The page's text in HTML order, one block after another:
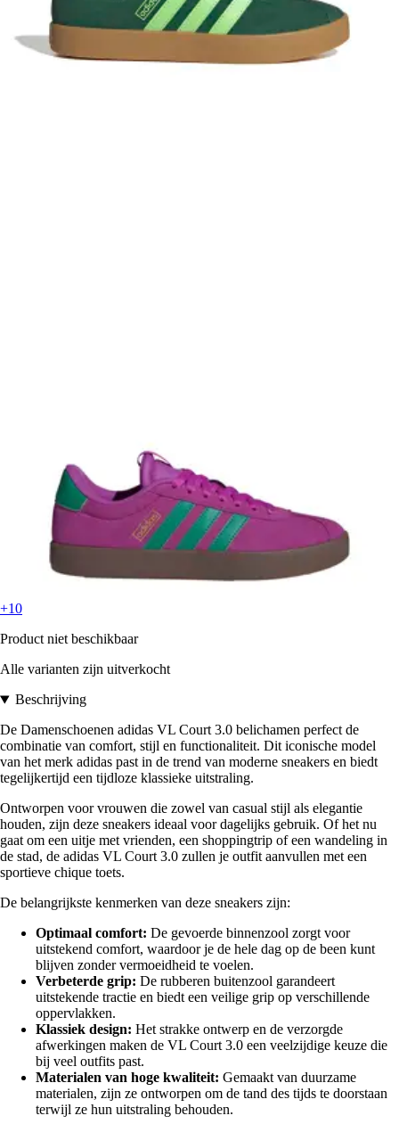
+10
Product niet beschikbaar
Alle varianten zijn uitverkocht
Beschrijving
De Damenschoenen adidas VL Court 3.0 belichamen perfect de
combinatie van comfort, stijl en functionaliteit. Dit iconische model
van het merk adidas past in de trend van moderne sneakers en biedt
tegelijkertijd een tijdloze klassieke uitstraling.
Ontworpen voor vrouwen die zowel van casual stijl als elegantie
houden, zijn deze sneakers ideaal voor dagelijks gebruik. Of het nu
gaat om een uitje met vrienden, een shoppingtrip of een wandeling in
de stad, de adidas VL Court 3.0 zullen je outfit aanvullen met een
sportieve chique toets.
De belangrijkste kenmerken van deze sneakers zijn:
Optimaal comfort: De gevoerde binnenzool zorgt voor
uitstekend comfort, waardoor je de hele dag op de been kunt
blijven zonder vermoeidheid te voelen.
Verbeterde grip: De rubberen buitenzool garandeert
uitstekende tractie en biedt een veilige grip op verschillende
oppervlakken.
Klassiek design: Het strakke ontwerp en de verzorgde
afwerkingen maken de VL Court 3.0 een veelzijdige keuze die
bij veel outfits past.
Materialen van hoge kwaliteit: Gemaakt van duurzame
materialen, zijn ze ontworpen om de tand des tijds te doorstaan
terwijl ze hun uitstraling behouden.